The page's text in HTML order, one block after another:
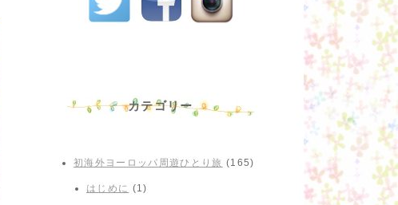
カテゴリー
初海外ヨーロッパ周遊ひとり旅 (165)
はじめに (1)